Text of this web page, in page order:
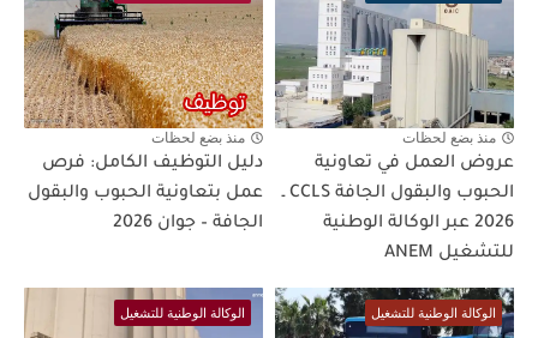
منذ بضع لحظات
عروض العمل في تعاونية
الحبوب والبقول الجافة CCLS ـ
2026 عبر الوكالة الوطنية
للتشغيل ANEM
منذ بضع لحظات
دليل التوظيف الكامل: فرص
عمل بتعاونية الحبوب والبقول
الجافة – جوان 2026
الوكالة الوطنية للتشغيل الوكالة الوطنية للتشغيل